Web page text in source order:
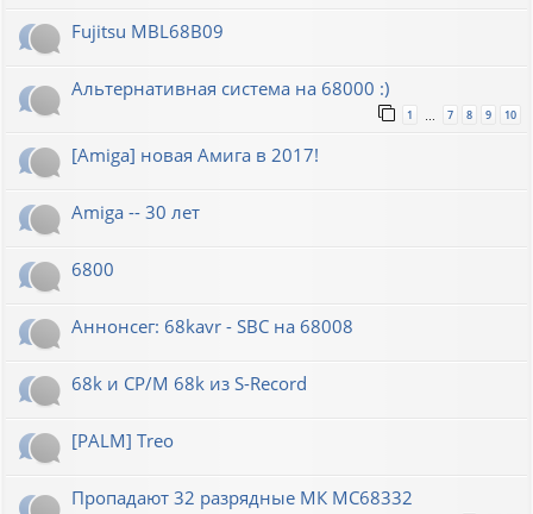
Fujitsu MBL68B09
Альтернативная система на 68000 :)
1 7 8 9 10
[Amiga] новая Амига в 2017!
Amiga -- 30 лет
6800
Аннонсег: 68kavr - SBC на 68008
68k и CP/M 68k из S-Record
[PALM] Treo
Пропадают 32 разрядные МК МС68332